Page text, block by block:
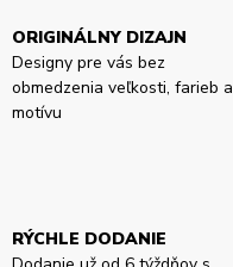
ORIGINÁLNY DIZAJN
Designy pre vás bez
obmedzenia veľkosti, farieb a
motívu
RÝCHLE DODANIE